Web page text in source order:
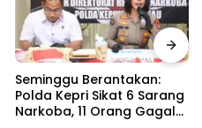
Seminggu Berantakan:
Polda Kepri Sikat 6 Sarang
Narkoba, 11 Orang Gagal